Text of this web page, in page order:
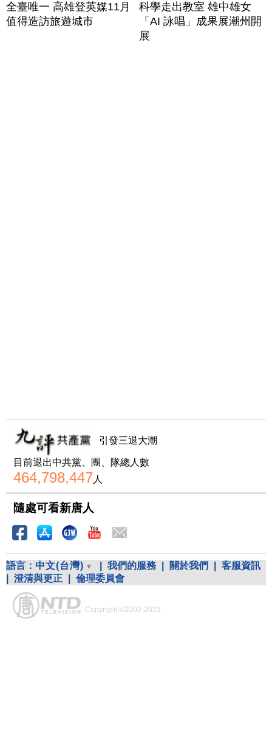
全臺唯一 高雄登英媒11月
值得造訪旅遊城市
科學走出教室 雄中雄女
「AI 詠唱」成果展潮州開
展
引發三退大潮
目前退出中共黨、團、隊總人數
464,798,447人
隨處可看新唐人
語言： 中文(台灣) 我們的服務 關於我們
客服資訊
澄清與更正 倫理委員會
Copyright ©2002-2023